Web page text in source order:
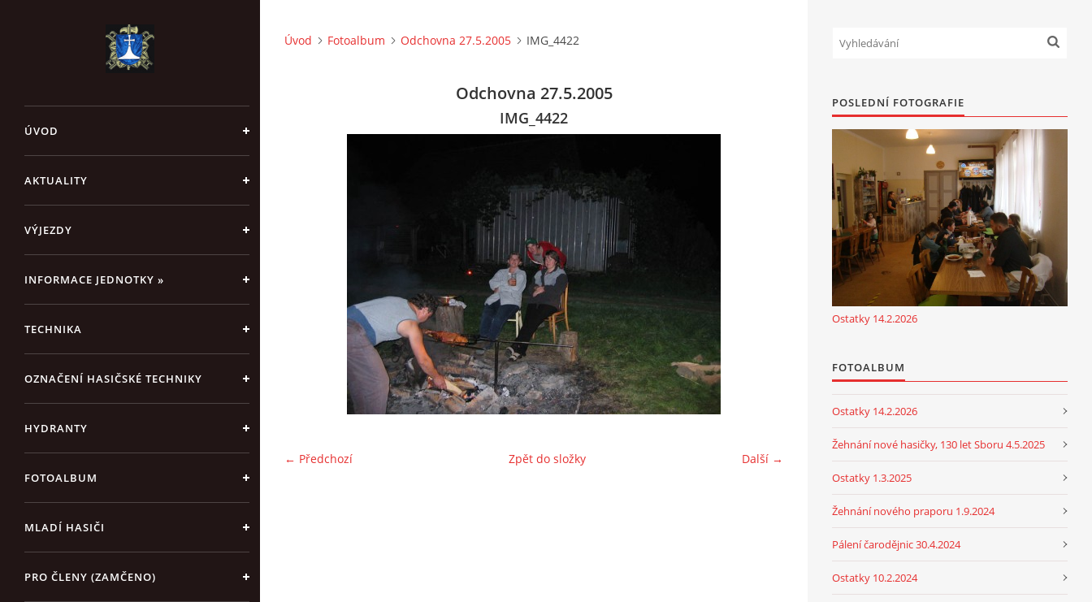
ÚVOD
AKTUALITY
VÝJEZDY
INFORMACE JEDNOTKY »
TECHNIKA
OZNAČENÍ HASIČSKÉ TECHNIKY
HYDRANTY
FOTOALBUM
MLADÍ HASIČI
PRO ČLENY (ZAMČENO)
Úvod Fotoalbum Odchovna 27.5.2005 IMG_4422
Odchovna 27.5.2005
IMG_4422
← Předchozí Další →
Zpět do složky
POSLEDNÍ FOTOGRAFIE
Ostatky 14.2.2026
FOTOALBUM
Ostatky 14.2.2026
Žehnání nové hasičky, 130 let Sboru 4.5.2025
Ostatky 1.3.2025
Žehnání nového praporu 1.9.2024
Pálení čarodějnic 30.4.2024
Ostatky 10.2.2024